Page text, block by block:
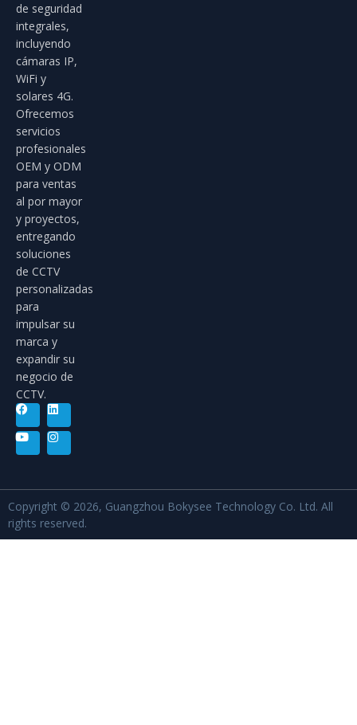
de seguridad
integrales,
incluyendo
cámaras IP,
WiFi y
solares 4G.
Ofrecemos
servicios
profesionales
OEM y ODM
para ventas
al por mayor
y proyectos,
entregando
soluciones
de CCTV
personalizadas
para
impulsar su
marca y
expandir su
negocio de
CCTV.
Copyright © 2026, Guangzhou Bokysee Technology Co. Ltd. All
rights reserved.